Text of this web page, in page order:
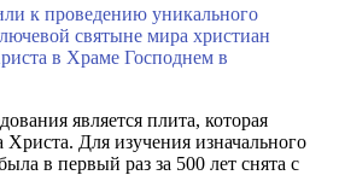
к проведению уникального
святыне мира христиан
в Храме Господнем в
является плита, которая
Для изучения изначального
в первый раз за 500 лет снята с